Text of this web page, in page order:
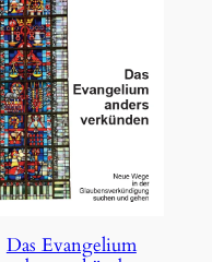
Das Evangelium